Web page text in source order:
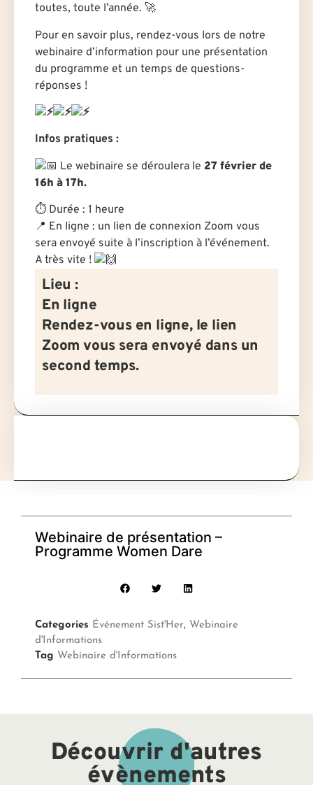
toutes, toute l’année. 🚀
Pour en savoir plus, rendez-vous lors de notre
webinaire d’information pour une présentation
du programme et un temps de questions-
réponses !
Infos pratiques :
Le webinaire se déroulera le 27 février de
16h à 17h.
⏱ Durée : 1 heure
📍 En ligne : un lien de connexion Zoom vous
sera envoyé suite à l’inscription à l’événement.
A très vite !
Lieu :
En ligne
Rendez-vous en ligne, le lien
Zoom vous sera envoyé dans un
second temps.
Webinaire de présentation –
Programme Women Dare
Categories Événement Sist'Her, Webinaire
d'Informations
Tag Webinaire d'Informations
Découvrir d'autres
évènements